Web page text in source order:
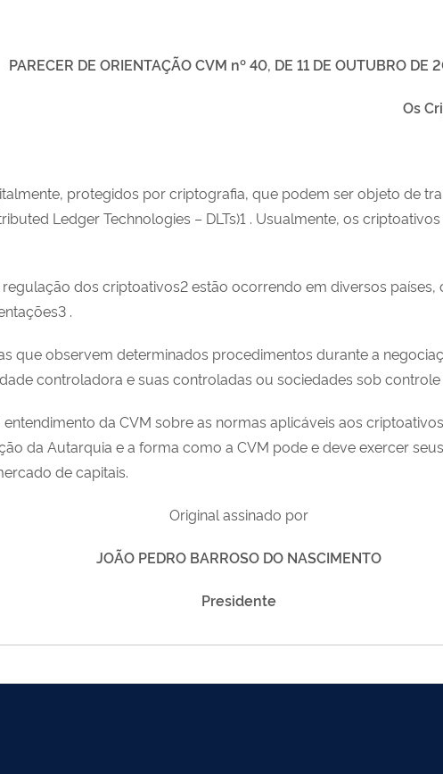
PARECER DE ORIENTAÇÃO CVM nº 40, DE 11 DE OUTUBRO DE
Os
protegidos por criptografia, que podem ser objeto de
Ledger Technologies – DLTs)1 . Usualmente, os
dos criptoativos2 estão ocorrendo em diversos
.
que observem determinados procedimentos durante a
controladora e suas controladas ou sociedades sob
da CVM sobre as normas aplicáveis aos
da Autarquia e a forma como a CVM pode e deve exercer
de capitais.
Original assinado por
JOÃO PEDRO BARROSO DO NASCIMENTO
Presidente